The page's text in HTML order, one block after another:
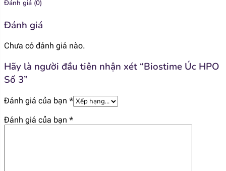
id="1924"]
[popup_anything
id="1926"]
[popup_anything
id="1927"]
Đánh giá (0)
Đánh giá
Chưa có đánh giá nào.
Hãy là người đầu tiên nhận xét “Biostime Úc HPO
Số 3”
Đánh giá của bạn *
Đánh giá của bạn *